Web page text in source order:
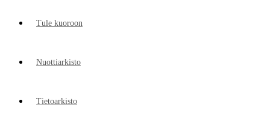
Tule kuoroon
Nuottiarkisto
Tietoarkisto